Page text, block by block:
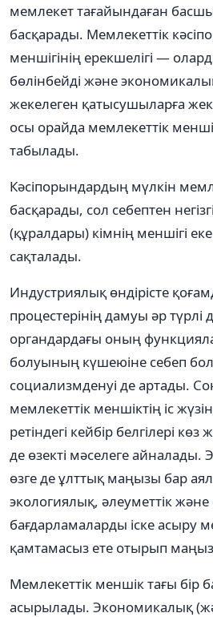
мемлекет тағайындаған
басқарады. Мемлекеттік
меншігінің ерекшелігі —
бөлінбейді және
жекелеген қатысушыларға
осы орайда мемлекеттік
табылады.
Кәсіпорындардың мүлкін
басқарады, сол себептен
(құралдары) кімнің меншігі
сақталады.
Индустриялық өндірісте
процестерінің дамуы әр түрлі
органдардағы оның
болуының күшеюіне себеп
социализмденуі де артады.
мемлекеттік меншіктің іс
ретіндегі кейбір белгілері
де өзекті мәселеге айналады.
өзге де ұлттық маңызы бар
экологиялық, әлеуметтік және
бағдарламаларды іске асыру
қамтамасыз ете отырып
Мемлекеттік меншік тағы бір
асырылады. Экономикалық